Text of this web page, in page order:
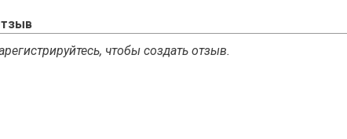
чтобы создать отзыв.